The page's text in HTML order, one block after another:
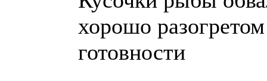
хорошо
готовности